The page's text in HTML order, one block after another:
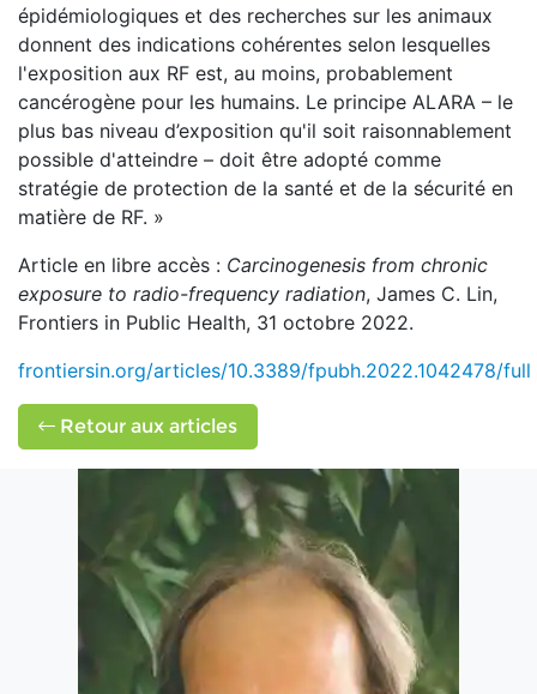
épidémiologiques et des recherches sur les animaux
donnent des indications cohérentes selon lesquelles
l'exposition aux RF est, au moins, probablement
cancérogène pour les humains. Le principe ALARA – le
plus bas niveau d’exposition qu'il soit raisonnablement
possible d'atteindre – doit être adopté comme
stratégie de protection de la santé et de la sécurité en
matière de RF. »
Article en libre accès : Carcinogenesis from chronic
exposure to radio-frequency radiation, James C. Lin,
Frontiers in Public Health, 31 octobre 2022.
frontiersin.org/articles/10.3389/fpubh.2022.1042478/full
Retour aux articles